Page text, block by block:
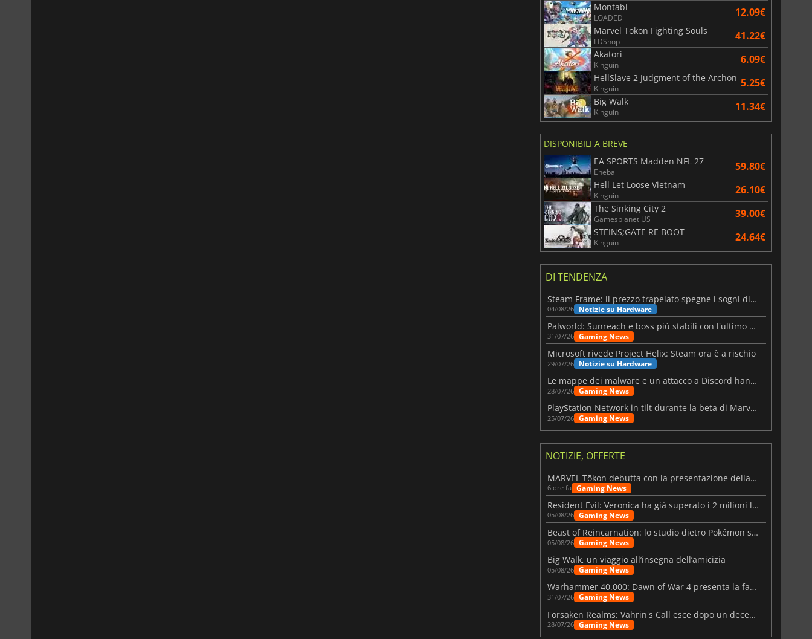
Montabi
LOADED 12.09€
Marvel Tokon Fighting Souls
LDShop 41.22€
Akatori
Kinguin 6.09€
HellSlave 2 Judgment of the Archon
Kinguin 5.25€
Big Walk
Kinguin 11.34€
DISPONIBILI A BREVE
EA SPORTS Madden NFL 27
Eneba 59.80€
Hell Let Loose Vietnam
Kinguin 26.10€
The Sinking City 2
Gamesplanet US 39.00€
STEINS;GATE RE BOOT
Kinguin 24.64€
DI TENDENZA
Steam Frame: il prezzo trapelato spegne i sogni di un VR economico
04/08/26 Notizie su Hardware
Palworld: Sunreach e boss più stabili con l'ultimo update
31/07/26 Gaming News
Microsoft rivede Project Helix: Steam ora è a rischio
29/07/26 Notizie su Hardware
Le mappe dei malware e un attacco a Discord hanno colpito Meccha Chameleon
28/07/26 Gaming News
PlayStation Network in tilt durante la beta di Marvel Tōkon
25/07/26 Gaming News
NOTIZIE, OFFERTE
MARVEL Tōkon debutta con la presentazione della roadmap per il primo anno
6 ore fa Gaming News
Resident Evil: Veronica ha già superato i 2 milioni liste dei desideri
05/08/26 Gaming News
Beast of Reincarnation: lo studio dietro Pokémon su una nuova strada
05/08/26 Gaming News
Big Walk, un viaggio all’insegna dell’amicizia
05/08/26 Gaming News
Warhammer 40.000: Dawn of War 4 presenta la fazione dei Necron
31/07/26 Gaming News
Forsaken Realms: Vahrin's Call esce dopo un decennio di sviluppo
28/07/26 Gaming News